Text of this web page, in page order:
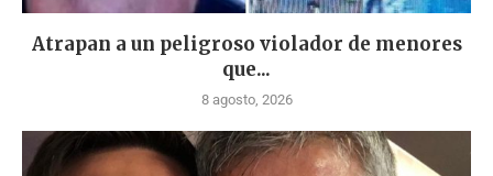
Atrapan a un peligroso violador de menores
que...
8 agosto, 2026